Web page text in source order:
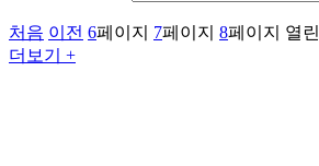
처음 이전 6페이지 7페이지 8페이지 열린
더보기 +